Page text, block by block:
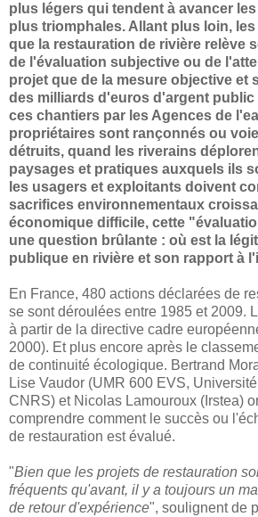
plus légers qui tendent à avancer
plus triomphales. Allant plus loin,
que la restauration de rivière relève
de l'évaluation subjective ou de
projet que de la mesure objective et
des milliards d'euros d'argent
ces chantiers par les Agences de
propriétaires sont rançonnés ou
détruits, quand les riverains
paysages et pratiques auxquels ils
les usagers et exploitants doivent
sacrifices environnementaux
économique difficile, cette
une question brûlante : où est la
publique en rivière et son rapport à
En France, 480 actions déclarées de
se sont déroulées entre 1985 et 2009.
à partir de la directive cadre
2000). Et plus encore après le
de continuité écologique. Bertrand
Lise Vaudor (UMR 600 EVS,
CNRS) et Nicolas Lamouroux (Irstea)
comprendre comment le succès ou
de restauration est évalué.
"Bien que les projets de restauration
fréquents qu'avant, il y a toujours un
de retour d'expérience", soulignent de